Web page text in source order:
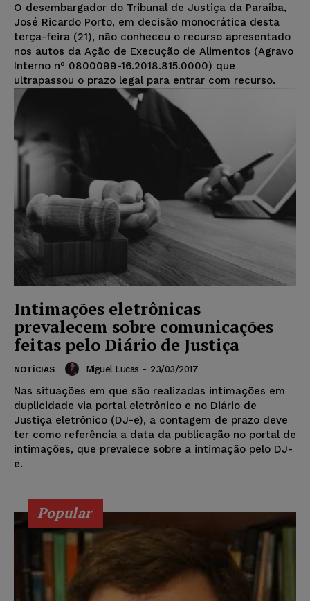
O desembargador do Tribunal de Justiça da Paraíba,
José Ricardo Porto, em decisão monocrática desta
terça-feira (21), não conheceu o recurso apresentado
nos autos da Ação de Execução de Alimentos (Agravo
Interno nº 0800099-16.2018.815.0000) que
ultrapassou o prazo legal para entrar com recurso.
Intimações eletrônicas
prevalecem sobre comunicações
feitas pelo Diário de Justiça
NOTÍCIAS Miguel Lucas - 23/03/2017
Nas situações em que são realizadas intimações em
duplicidade via portal eletrônico e no Diário de
Justiça eletrônico (DJ-e), a contagem de prazo deve
ter como referência a data da publicação no portal de
intimações, que prevalece sobre a intimação pelo DJ-
e.
Popular